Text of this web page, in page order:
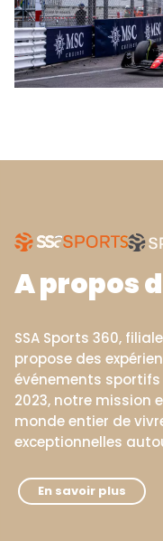
A propos
SSA Sports 360,
propose des
événements sportifs
2023, notre mission
monde entier de
exceptionnelles
En savoir plus